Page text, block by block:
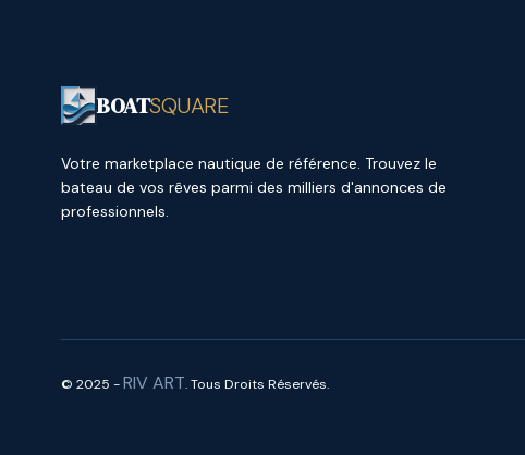
BOATSQUARE
Votre marketplace nautique de référence. Trouvez le
bateau de vos rêves parmi des milliers d'annonces de
professionnels.
© 2025 -RIV ART. Tous Droits Réservés.